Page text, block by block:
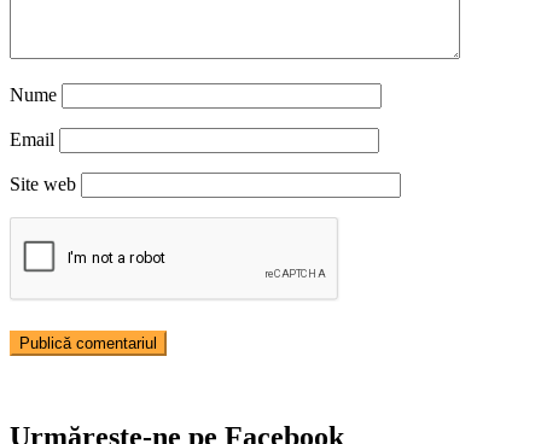
Nume
Email
Site web
Urmărește-ne pe Facebook